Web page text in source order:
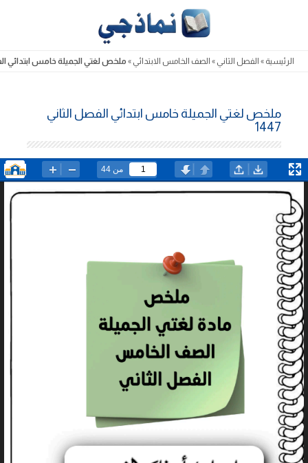
Skip
to
content
الرئيسية » الفصل الثاني » الصف الخامس الابتدائي » ملخص لغتي الجميلة خامس ابتدائي
ملخص لغتي الجميلة خامس ابتدائي الفصل الثاني
1447